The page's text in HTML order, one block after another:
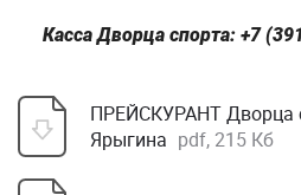
Касса Дворца спорта: +7
ПРЕЙСКУРАНТ Дворца
Ярыгина pdf, 215 Кб